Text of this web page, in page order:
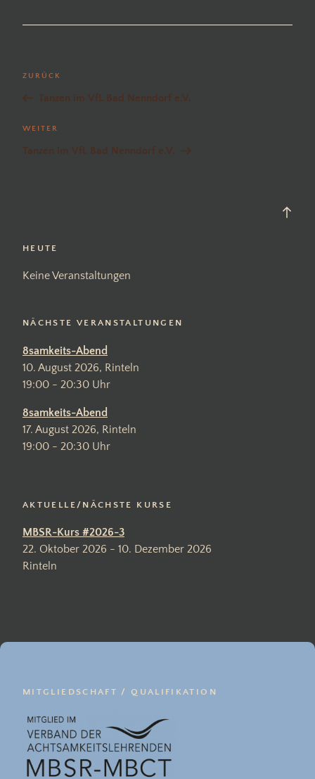
Beitragsnavigation
Vorheriger
Beitrag
ZURÜCK
Tanzen im VfL Bad Nenndorf e.V.
Nächster
Beitrag
WEITER
Tanzen im VfL Bad Nenndorf e.V.
HEUTE
Keine Veranstaltungen
NÄCHSTE VERANSTALTUNGEN
8samkeits-Abend
10. August 2026, Rinteln
19:00 - 20:30 Uhr
8samkeits-Abend
17. August 2026, Rinteln
19:00 - 20:30 Uhr
AKTUELLE/NÄCHSTE KURSE
MBSR-Kurs #2026-3
22. Oktober 2026 - 10. Dezember 2026
Rinteln
MITGLIEDSCHAFT / QUALIFIKATION